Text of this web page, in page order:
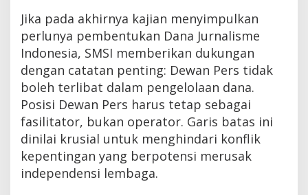
Jika pada akhirnya kajian menyimpulkan
perlunya pembentukan Dana Jurnalisme
Indonesia, SMSI memberikan dukungan
dengan catatan penting: Dewan Pers tidak
boleh terlibat dalam pengelolaan dana.
Posisi Dewan Pers harus tetap sebagai
fasilitator, bukan operator. Garis batas ini
dinilai krusial untuk menghindari konflik
kepentingan yang berpotensi merusak
independensi lembaga.